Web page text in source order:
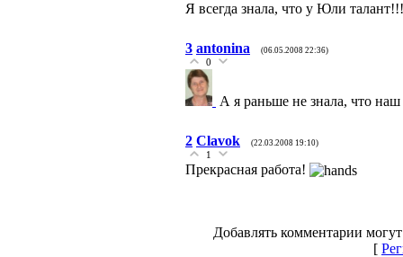
Я всегда знала, что у Юли талант!!!
3 antonina (06.05.2008 22:36)
0
А я раньше не знала, что наш
2 Clavok (22.03.2008 19:10)
1
Прекрасная работа!
Добавлять комментарии
[